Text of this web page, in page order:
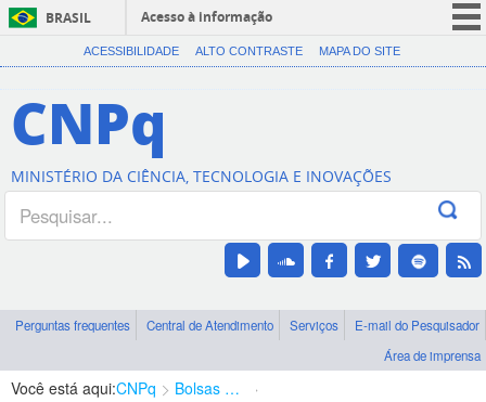
BRASIL
Acesso à informação
CORONAVÍRUS (COVID-19)
Canais
ACESSIBILIDADE ALTO CONTRASTE MAPA DO SITE
CNPq
MINISTÉRIO DA CIÊNCIA, TECNOLOGIA E INOVAÇÕES
Perguntas frequentes Central de Atendimento Serviços
E-mail do Pesquisador
Área de imprensa
Você está aqui:CNPq Bolsas e Auxílios Vigentes